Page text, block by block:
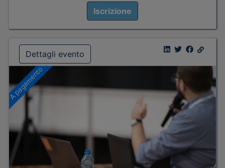
Iscrizione
Dettagli evento
A pagamento